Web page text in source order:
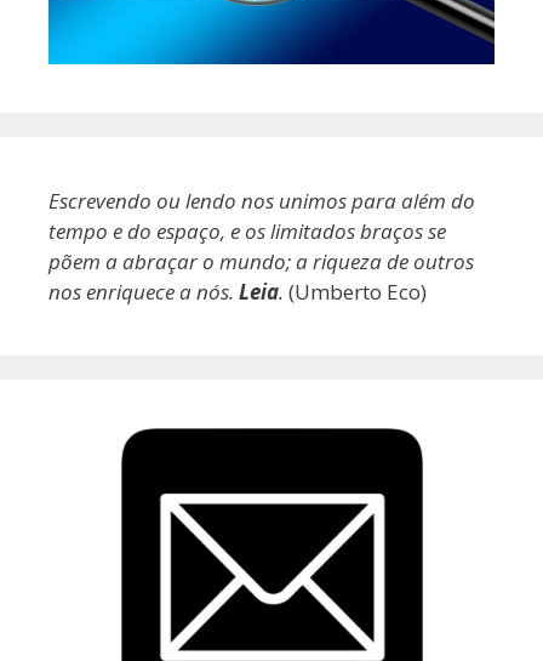
Escrevendo ou lendo nos unimos para além do
tempo e do espaço, e os limitados braços se
põem a abraçar o mundo; a riqueza de outros
nos enriquece a nós. Leia. (Umberto Eco)